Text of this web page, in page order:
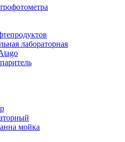
лабораторная
мойка